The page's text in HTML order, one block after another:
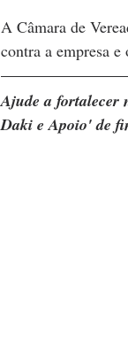
A Câmara de
contra a empresa
Ajude a fortalecer
Daki e Apoio' de